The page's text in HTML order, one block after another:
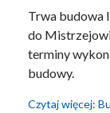
Trwa budowa
do
terminy
budowy.
Czytaj więcej: